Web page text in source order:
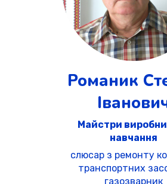
Романик
Майстри
навчання
слюсар з ремонту
транспортних
газозварник